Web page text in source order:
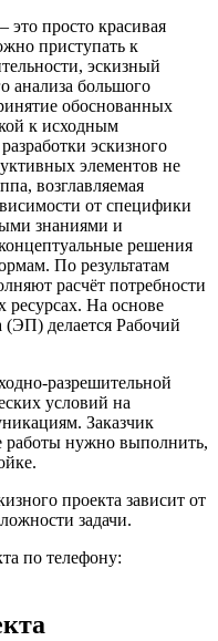
просто красивая
приступать к
эскизный
анализа большого
обоснованных
к исходным
эскизного
элементов не
возглавляемая
от специфики
знаниями и
решения
По результатам
расчёт потребности
ресурсах. На основе
(ЭП) делается Рабочий
разрешительной
условий на
Заказчик
работы нужно выполнить,
проекта зависит от
задачи.
по телефону: